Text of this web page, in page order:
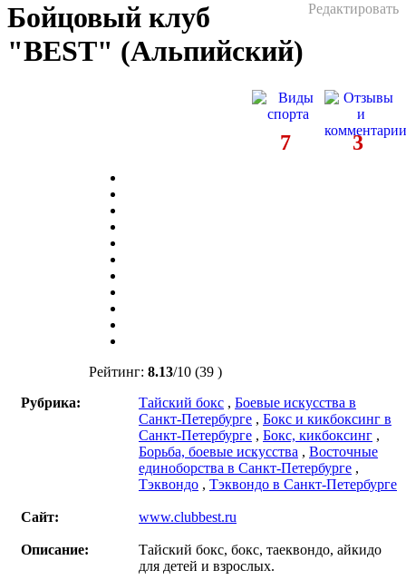
Редактировать
Бойцовый клуб
"BEST" (Альпийский)
3
7
Рейтинг: 8.13/10 (39 )
Рубрика:
Тайский бокс , Боевые искусства в
Санкт-Петербурге , Бокс и кикбоксинг в
Санкт-Петербурге , Бокс, кикбоксинг ,
Борьба, боевые искусства , Восточные
единоборства в Санкт-Петербурге ,
Тэквондо , Тэквондо в Санкт-Петербурге
Сайт: www.clubbest.ru
Описание:
Тайский бокс, бокс, таеквондо, айкидо
для детей и взрослых.